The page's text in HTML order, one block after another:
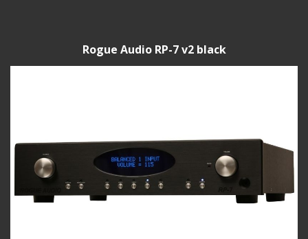
Rogue Audio RP-7 v2 black